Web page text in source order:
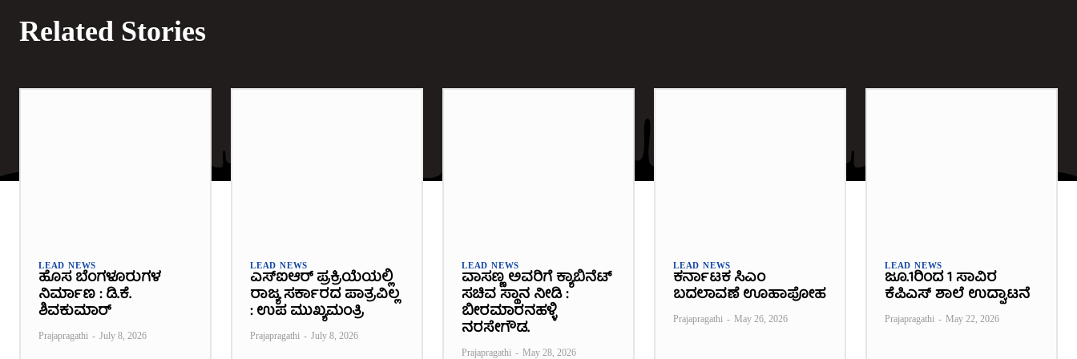
Related Stories
LEAD NEWS
ಹೊಸ ಬೆಂಗಳೂರುಗಳ
ನಿರ್ಮಾಣ : ಡಿ.ಕೆ.
ಶಿವಕುಮಾರ್
Prajapragathi - July 8, 2026
LEAD NEWS
ಎಸ್‌ಐಆರ್ ಪ್ರಕ್ರಿಯೆಯಲ್ಲಿ
ರಾಜ್ಯ ಸರ್ಕಾರದ ಪಾತ್ರವಿಲ್ಲ
: ಉಪ ಮುಖ್ಯಮಂತ್ರಿ
Prajapragathi - July 8, 2026
LEAD NEWS
ವಾಸಣ್ಣ ಅವರಿಗೆ ಕ್ಯಾಬಿನೆಟ್
ಸಚಿವ ಸ್ಥಾನ ನೀಡಿ :
ಬೀರಮಾರನಹಳ್ಳಿ
ನರಸೇಗೌಡ.
Prajapragathi - May 28, 2026
LEAD NEWS
ಕರ್ನಾಟಕ ಸಿಎಂ
ಬದಲಾವಣೆ ಊಹಾಪೋಹ
Prajapragathi - May 26, 2026
LEAD NEWS
ಜೂ.1ರಿಂದ 1 ಸಾವಿರ
ಕೆಪಿಎಸ್ ಶಾಲೆ ಉದ್ಘಾಟನೆ
Prajapragathi - May 22, 2026